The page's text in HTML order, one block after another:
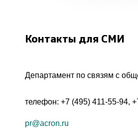
Контакты для СМИ
Департамент по связям с
телефон: +7 (495) 411-55-94,
pr@acron.ru